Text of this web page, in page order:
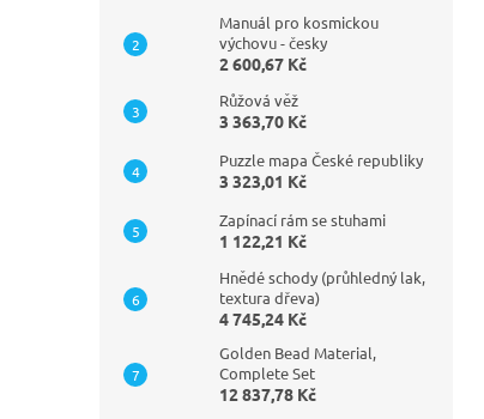
Manuál pro kosmickou
výchovu - česky
2 600,67 Kč
Růžová věž
3 363,70 Kč
Puzzle mapa České republiky
3 323,01 Kč
Zapínací rám se stuhami
1 122,21 Kč
Hnědé schody (průhledný lak,
textura dřeva)
4 745,24 Kč
Golden Bead Material,
Complete Set
12 837,78 Kč